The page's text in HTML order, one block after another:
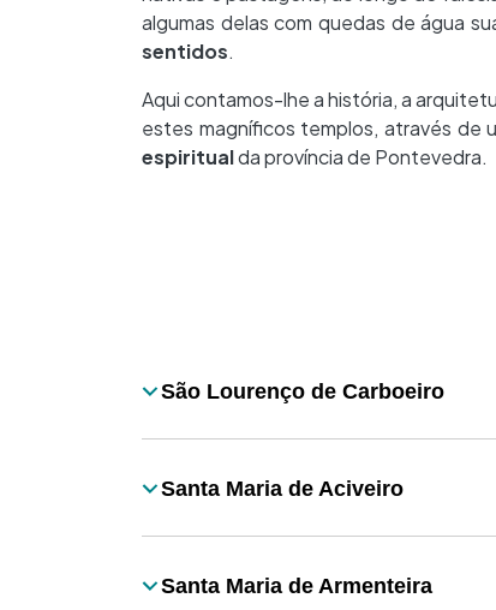
algumas delas com quedas de água
sentidos.
Aqui contamos-lhe a história, a
estes magníficos templos, através de
espiritualda província de Pontevedra.
Título
São Lourenço de Carboeiro
Título
Santa Maria de Aciveiro
Título
Santa Maria de Armenteira